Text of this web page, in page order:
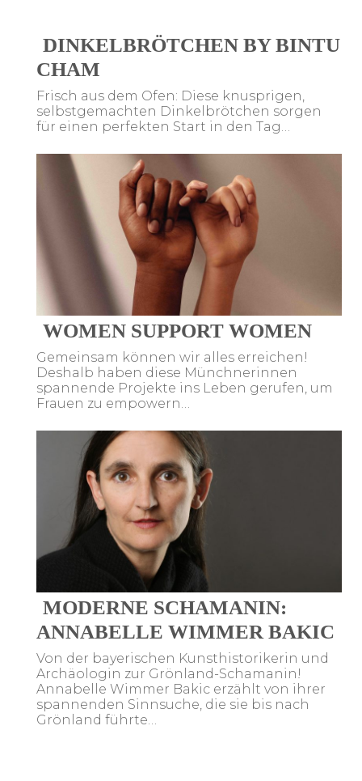
DINKELBRÖTCHEN BY BINTU
CHAM
Frisch aus dem Ofen: Diese knusprigen,
selbstgemachten Dinkelbrötchen sorgen
für einen perfekten Start in den Tag…
WOMEN SUPPORT WOMEN
Gemeinsam können wir alles erreichen!
Deshalb haben diese Münchnerinnen
spannende Projekte ins Leben gerufen, um
Frauen zu empowern…
MODERNE SCHAMANIN:
ANNABELLE WIMMER BAKIC
Von der bayerischen Kunsthistorikerin und
Archäologin zur Grönland-Schamanin!
Annabelle Wimmer Bakic erzählt von ihrer
spannenden Sinnsuche, die sie bis nach
Grönland führte…